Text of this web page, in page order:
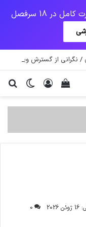
18 سرفصل
یک‌چهارم مرگ‌های روزانه کرونا در خوزستان / نگرانی از گسترش ویروس انگلیسی در تهران
تغییر ورود
دیدن سبد خرید
0